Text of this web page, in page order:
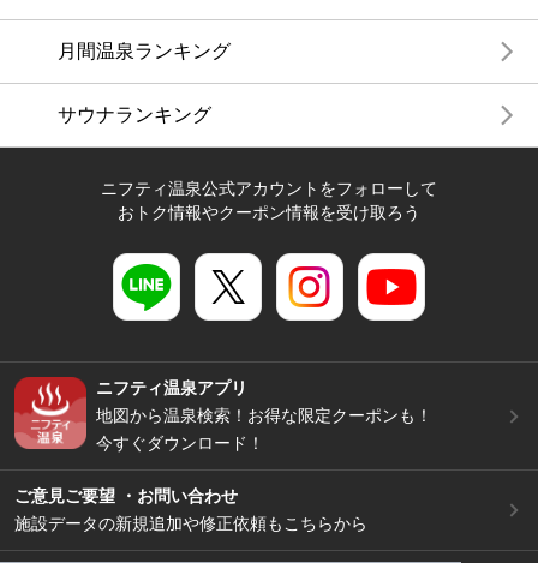
月間温泉ランキング
サウナランキング
ニフティ温泉公式アカウントをフォローして
おトク情報やクーポン情報を受け取ろう
ニフティ温泉アプリ
地図から温泉検索！お得な限定クーポンも！
今すぐダウンロード！
ご意見ご要望 ・お問い合わせ
施設データの新規追加や修正依頼もこちらから